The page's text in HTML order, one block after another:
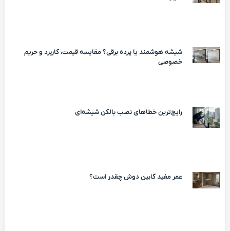
شیشه هوشمند یا پرده برقی؟ مقایسه قیمت، کاربرد و حریم
خصوصی
رایج‌ترین خطاهای نصب بالکن شیشه‌ای
عمر مفید کابین دوش چقدر است؟